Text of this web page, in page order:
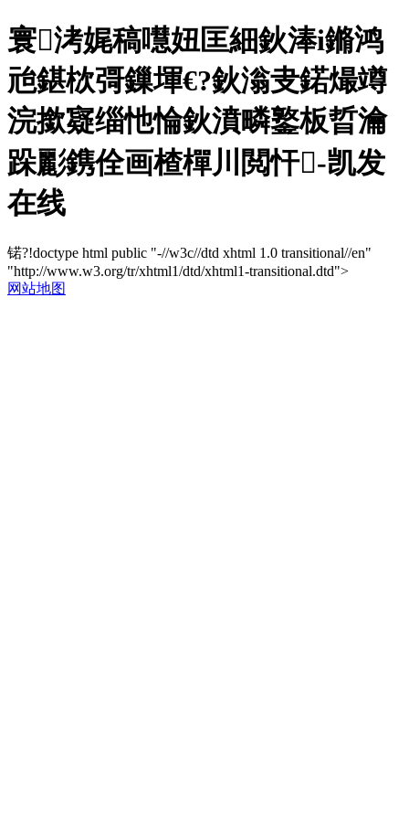
寰洘娓稿嚖妞匡細鈥淎i鏅鸿
兘鍖栨彁鏁堚€?鈥滃叏鍩熶竴
浣撳寲缁忚惀鈥濆疄鐜板晢瀹
跺彲鎸佺画楂樿川閲忓-凯发
在线
锘?!doctype html public "-//w3c//dtd xhtml 1.0 transitional//en"
"http://www.w3.org/tr/xhtml1/dtd/xhtml1-transitional.dtd">
网站地图